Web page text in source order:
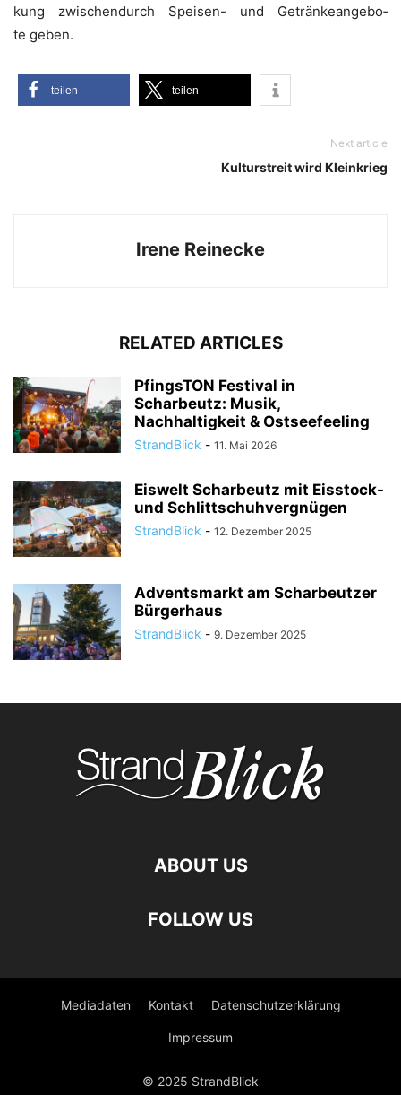
kung zwi­schen­durch Spei­sen- und Geträn­ke­an­ge­bo­
te geben.
tei­len tei­len
Next article
Kulturstreit wird Kleinkrieg
Irene Reinecke
RELATED ARTICLES
PfingsTON Festival in
Scharbeutz: Musik,
Nachhaltigkeit & Ostseefeeling
StrandBlick - 11. Mai 2026
Eiswelt Scharbeutz mit Eisstock-
und Schlittschuhvergnügen
StrandBlick - 12. Dezember 2025
Adventsmarkt am Scharbeutzer
Bürgerhaus
StrandBlick - 9. Dezember 2025
ABOUT US
FOLLOW US
Mediadaten Kontakt Datenschutzerklärung
Impressum
© 2025 StrandBlick